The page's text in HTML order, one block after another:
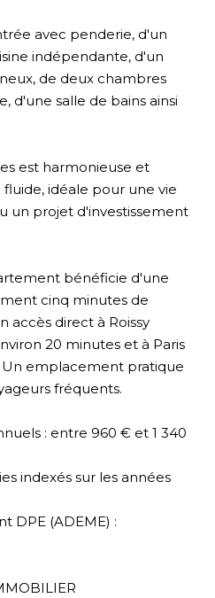
avec penderie, d'un
indépendante, d'un
de deux chambres
d'une salle de bains ainsi
est harmonieuse et
idéale pour une vie
un projet d'investissement
bénéficie d'une
cinq minutes de
accès direct à Roissy
20 minutes et à Paris
emplacement pratique
fréquents.
: entre 960 € et 1 340
indexés sur les années
DPE (ADEME) :